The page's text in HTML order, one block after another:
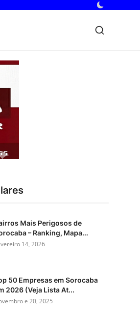
Mais Perigosos de
– Ranking, Mapa...
14, 2026
50 Empresas em Sorocaba
2026 (Veja Lista At...
e 20, 2025